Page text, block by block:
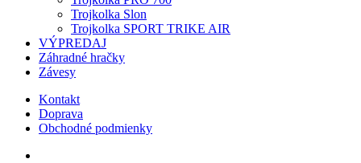
Trojkolka Slon
Trojkolka SPORT TRIKE AIR
VÝPREDAJ
Záhradné hračky
Závesy
Kontakt
Doprava
Obchodné podmienky